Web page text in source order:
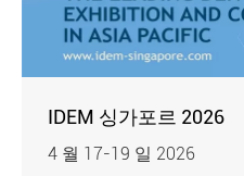
IDEM 싱가포르 2026
4 월 17-19 일 2026